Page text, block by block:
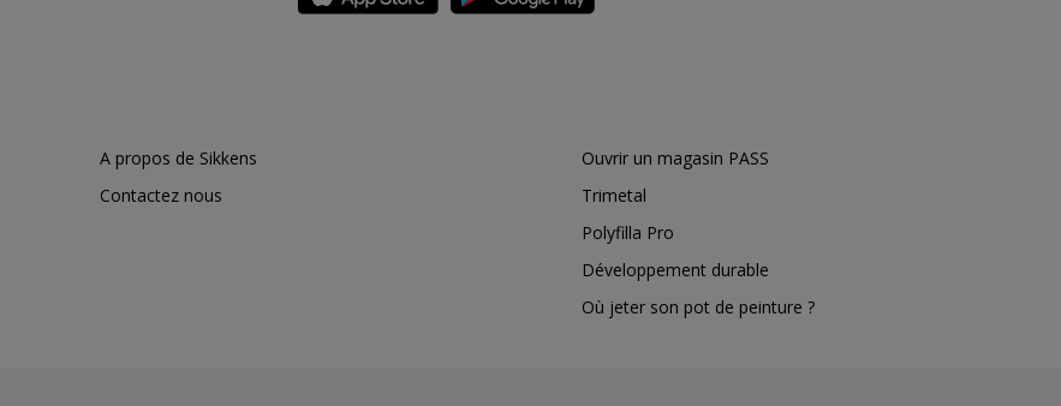
A propos de Sikkens
Contactez nous
Ouvrir un magasin PASS
Trimetal
Polyfilla Pro
Développement durable
Où jeter son pot de peinture ?